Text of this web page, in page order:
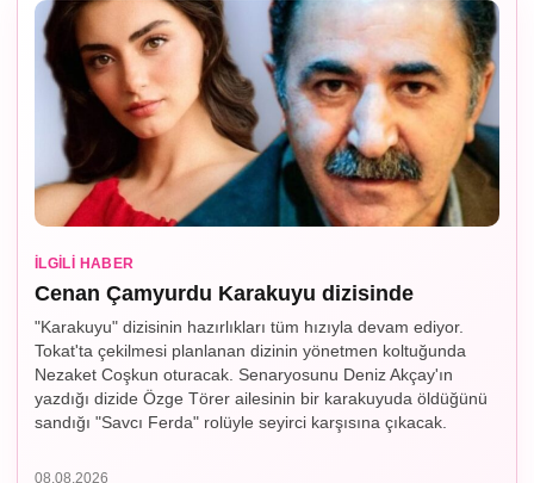
İLGILI HABER
Cenan Çamyurdu Karakuyu dizisinde
"Karakuyu" dizisinin hazırlıkları tüm hızıyla devam ediyor.
Tokat'ta çekilmesi planlanan dizinin yönetmen koltuğunda
Nezaket Coşkun oturacak. Senaryosunu Deniz Akçay'ın
yazdığı dizide Özge Törer ailesinin bir karakuyuda öldüğünü
sandığı "Savcı Ferda" rolüyle seyirci karşısına çıkacak.
08.08.2026